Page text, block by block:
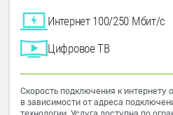
Интернет 100/250 Мбит/с
Цифровое ТВ
Скорость подключения к интернету
в зависимости от адреса